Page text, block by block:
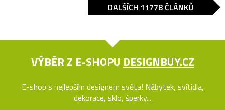
DALŠÍCH 11778 ČLÁNKŮ
VÝBĚR Z E-SHOPU DESIGNBUY.CZ
E-shop s nejlepším designem světa! Nábytek, svítidla,
dekorace, sklo, šperky...